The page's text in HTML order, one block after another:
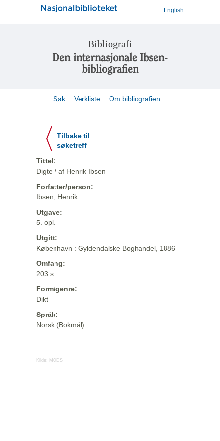
English
Bibliografi
Den internasjonale Ibsen-
bibliografien
Søk Verkliste Om bibliografien
Tilbake til
søketreff
Tittel:
Digte / af Henrik Ibsen
Forfatter/person:
Ibsen, Henrik
Utgave:
5. opl.
Utgitt:
København : Gyldendalske Boghandel, 1886
Omfang:
203 s.
Form/genre:
Dikt
Språk:
Norsk (Bokmål)
Kilde: MODS